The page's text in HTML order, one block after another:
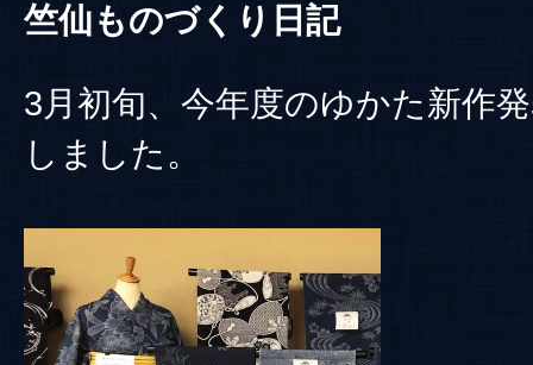
竺仙ものづくり日記
3月初旬、今年度のゆかた新作
しました。